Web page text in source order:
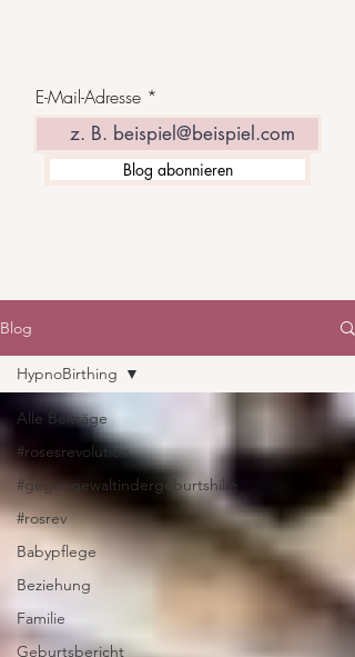
E-Mail-Adresse
Blog abonnieren
Blog
Alle Beiträge
#rosesrevolution
#gegengewaltindergeburtshilfe
#rosrev
Babypflege
Beziehung
Familie
Geburtsbericht
HypnoBirthing